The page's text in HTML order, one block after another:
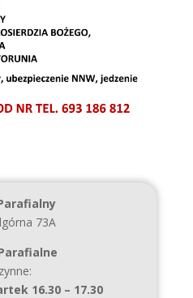
73A
16.30 – 17.30